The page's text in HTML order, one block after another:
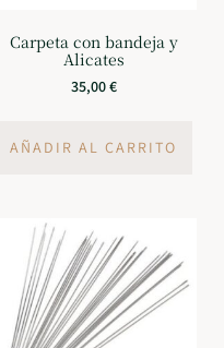
Carpeta con bandeja y
Alicates
35,00€
AÑADIR AL CARRITO